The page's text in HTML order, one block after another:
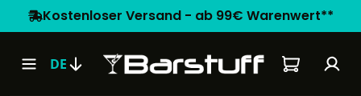
Kostenloser Versand - ab 99€ Warenwert**
DE Warenkorb